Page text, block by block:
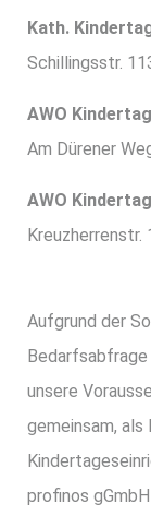
Kath.
Schillingsstr.
AWO
Am Dürener
AWO
Aufgrund der
Bedarfsabfrage
unsere
gemeinsam, als
profinos